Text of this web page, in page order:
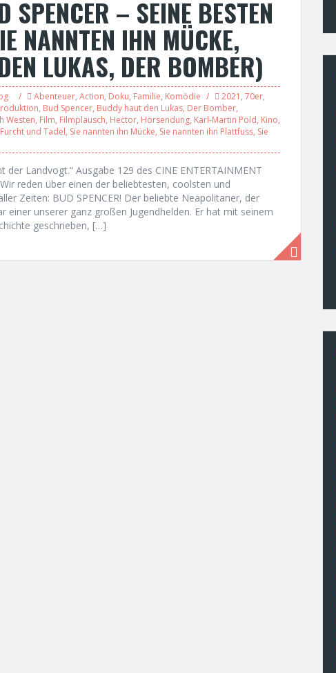
SPENCER – SEINE BESTEN
NANNTEN IHN MÜCKE,
LUKAS, DER BOMBER)
Abenteuer, Action, Doku, Familie, Komödie 2021 , 70er,
, Bud Spencer, Buddy haut den Lukas, Der Bomber,
Westen, Film, Filmplausch, Hector, Hörsendung, Karl-Martin Pold, Kino,
und Tadel, Sie nannten ihn Mücke, Sie nannten ihn Plattfuss, Sie
Landvogt.“ Ausgabe 129 des CINE ENTERTAINMENT
reden über einen der beliebtesten, coolsten und
Zeiten: BUD SPENCER! Der beliebte Neapolitaner, der
einer unserer ganz großen Jugendhelden. Er hat mit seinem
geschrieben, […]